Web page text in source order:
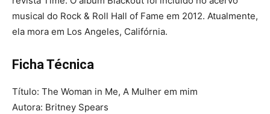
musical do Rock & Roll Hall of Fame em 2012. Atualmente,
ela mora em Los Angeles, Califórnia.
Ficha Técnica
Título: The Woman in Me, A Mulher em mim
Autora: Britney Spears